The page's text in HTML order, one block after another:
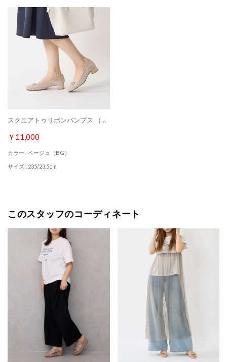
スクエアトゥリボンパンプス （ベージュ）
￥11,000
カラー : ベージュ（BG）
サイズ : 235/23.5cm
このスタッフのコーディネート